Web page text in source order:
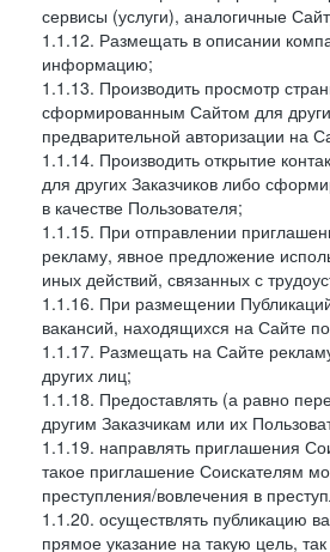
сервисы (услуги), аналогичные
1.1.12. Размещать в описании
информацию;
1.1.13. Производить просмотр
сформированным Сайтом для
предварительной авторизации на
1.1.14. Производить открытие
для других Заказчиков либо
в качестве Пользователя;
1.1.15. При отправлении
рекламу, явное предложение
иных действий, связанных с
1.1.16. При размещении
вакансий, находящихся на Сайте
1.1.17. Размещать на Сайте
других лиц;
1.1.18. Предоставлять (а равно
другим Заказчикам или их
1.1.19. направлять приглашения
такое приглашение Соискателям
преступления/вовлечения в
1.1.20. осуществлять публикацию
прямое указание на такую цель,